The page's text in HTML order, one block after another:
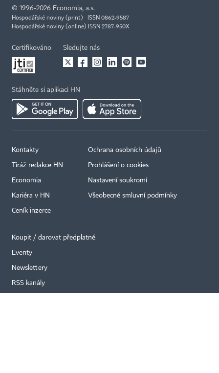
© 1996-2026 Economia, a.s.
Hospodářské noviny (print) ISSN 0862-9587
Hospodářské noviny (online) ISSN 2787-950X
Certifikováno Sledujte nás
Stáhněte si aplikaci HN
Kontakty
Tiráž redakce HN
Economia
Kariéra v HN
Ceník inzerce
Ochrana osobních údajů
Prohlášení o cookies
Nastavení soukromí
Všeobecné smluvní podmínky
Koupit / darovat předplatné
Eventy
Newslettery
RSS kanály